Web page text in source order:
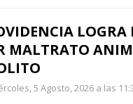
MALTRATO
5 Agosto, 2026 a las